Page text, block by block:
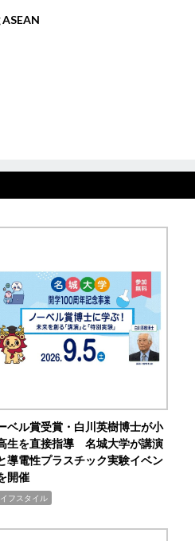
ベル賞受賞・白川英樹博士が小
生を直接指導 名城大学が講演
導電性プラスチック実験イベン
開催
フスタイル